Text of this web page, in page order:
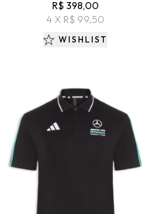
R$ 398,00
4 X R$ 99,50
WISHLIST